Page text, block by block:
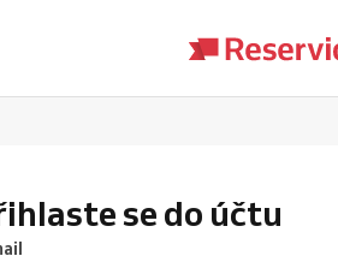
se do účtu